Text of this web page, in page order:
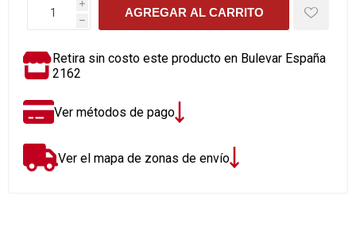
i
h
AGREGAR AL CARRITO
Retira sin costo este producto en Bulevar España
2162
Ver métodos de pago
Ver el mapa de zonas de envío